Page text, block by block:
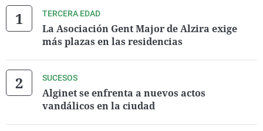
TERCERA EDAD
La Asociación Gent Major de Alzira exige
más plazas en las residencias
SUCESOS
Alginet se enfrenta a nuevos actos
vandálicos en la ciudad